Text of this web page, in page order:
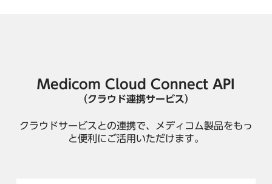
Medicom Cloud Connect API
（クラウド連携サービス）
クラウドサービスとの連携で、メディコム製品をもっ
と便利にご活用いただけます。